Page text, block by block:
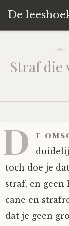
De
content
De Leeshoek
Wat is De
Wie zijn we?
Het
Nieuw op
De
De hele kast
HD-Archief
Het hele
Hoe geef je?
Hoe krijg
Verhalen
Alle
Verhalen
Polls
Averechts
Straf die
D e
toch doe je
straf, en geen
cane en
dat je geen